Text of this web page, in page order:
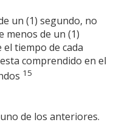
un (1) segundo, no
menos de un (1)
tiempo de cada
comprendido en el
15
de los anteriores.